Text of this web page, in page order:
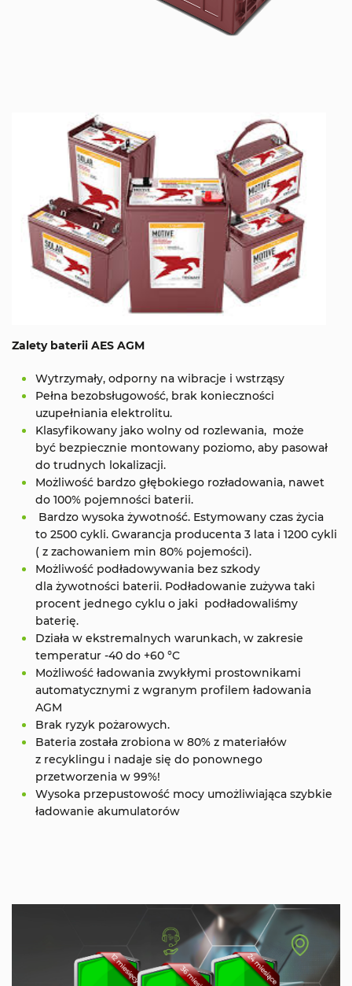
Zalety baterii AES AGM
Wytrzymały, odporny na wibracje i wstrząsy
Pełna bezobsługowość, brak konieczności
uzupełniania elektrolitu.
Klasyfikowany jako wolny od rozlewania, może
być bezpiecznie montowany poziomo, aby pasował
do trudnych lokalizacji.
Możliwość bardzo głębokiego rozładowania, nawet
do 100% pojemności baterii.
Bardzo wysoka żywotność. Estymowany czas życia
to 2500 cykli. Gwarancja producenta 3 lata i 1200 cykli
( z zachowaniem min 80% pojemości).
Możliwość podładowywania bez szkody
dla żywotności baterii. Podładowanie zużywa taki
procent jednego cyklu o jaki podładowaliśmy
baterię.
Działa w ekstremalnych warunkach, w zakresie
temperatur -40 do +60 °C
Możliwość ładowania zwykłymi prostownikami
automatycznymi z wgranym profilem ładowania
AGM
Brak ryzyk pożarowych.
Bateria została zrobiona w 80% z materiałów
z recyklingu i nadaje się do ponownego
przetworzenia w 99%!
Wysoka przepustowość mocy umożliwiająca szybkie
ładowanie akumulatorów